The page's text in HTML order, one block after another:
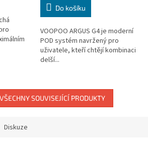
Do košíku
VOOPOO ARGUS G4 je moderní
POD systém navržený pro
uživatele, kteří chtějí kombinaci
delší...
SOUVISEJÍCÍ PRODUKTY
Diskuze